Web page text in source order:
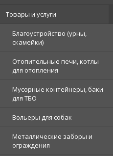
Товары и услуги
Благоустройство (урны,
скамейки)
Отопительные печи, котлы
для отопления
Мусорные контейнеры, баки
для ТБО
Вольеры для собак
Металлические заборы и
ограждения